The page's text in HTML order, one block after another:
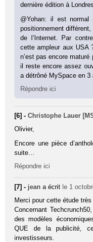
dernière édition à
@Yohan: il est
positionnement
de l’Internet. Par
cette ampleur aux USA
n’est pas encore
il reste encore assez
a détrôné MySpace en 3
Répondre ici
[6] -Christophe Lauer
Olivier,
Encore une pièce
suite…
Répondre ici
[7] - jean a écrit le 1
Merci pour cette étude très
Concernant
des modèles
QUE de la publicité,
investisseurs.